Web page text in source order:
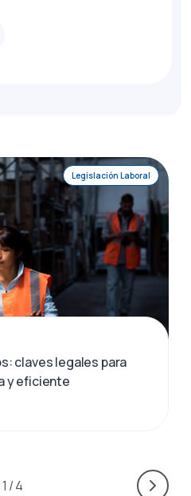
Legislación Laboral
claves legales para
y eficiente
1 /4